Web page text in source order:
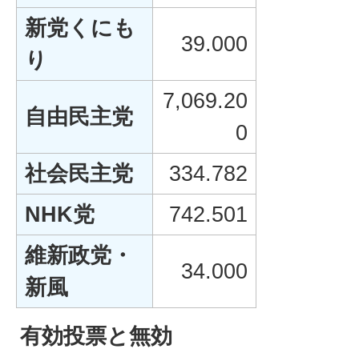
新党くにも
り
39.000
自由民主党
7,069.20
0
社会民主党
334.782
NHK党
742.501
維新政党・
新風
34.000
有効投票と無効